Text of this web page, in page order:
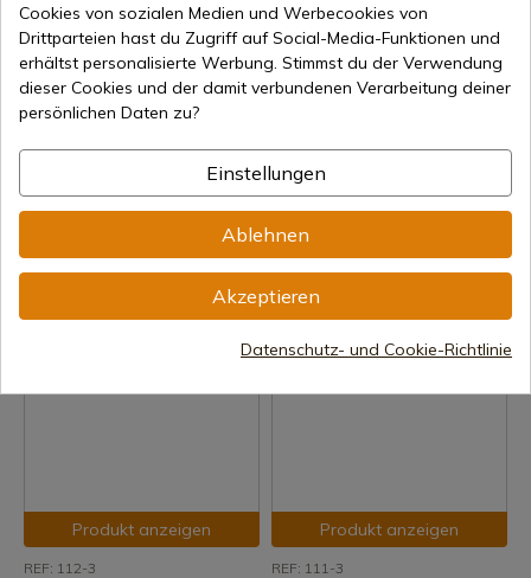
Produkt anzeigen
Karl V. Schwert aus
gealtertem Silber
Produkt anzeigen
JOSE LUIS RUBIO
Natürliches großes
Kapitänsschwert aus antikem
Silber
7-15 Tage Versand
80,44 €
Produkt anzeigen
REF: 112-3
Produkt anzeigen
REF: 111-3
Cookies von sozialen Medien und Werbecookies von
Drittparteien hast du Zugriff auf Social-Media-Funktionen und
erhältst personalisierte Werbung. Stimmst du der Verwendung
dieser Cookies und der damit verbundenen Verarbeitung deiner
persönlichen Daten zu?
Einstellungen
Ablehnen
Akzeptieren
Datenschutz- und Cookie-Richtlinie